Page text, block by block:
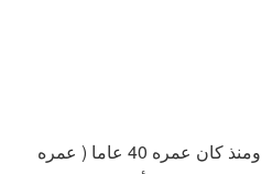
يعاني والدي من مشكلة نادرة، ومنذ كان عمره 40 عاما ( عمره